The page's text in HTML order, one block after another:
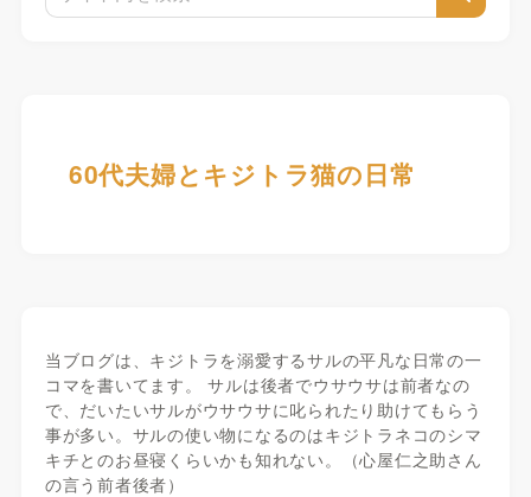
60代夫婦とキジトラ猫の日常
当ブログは、キジトラを溺愛するサルの平凡な日常の一
コマを書いてます。 サルは後者でウサウサは前者なの
で、だいたいサルがウサウサに叱られたり助けてもらう
事が多い。サルの使い物になるのはキジトラネコのシマ
キチとのお昼寝くらいかも知れない。（心屋仁之助さん
の言う前者後者）